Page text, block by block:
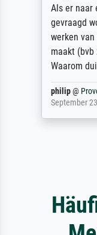
Als er naar
gevraagd
werken
maakt (bvb
Waarom
philip@
September